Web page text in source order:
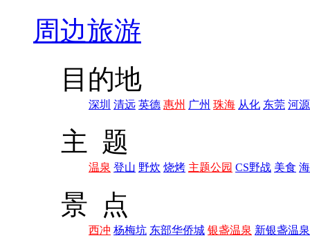
周边旅游
目的地
深圳 清远 英德 惠州 广州 珠海 从化 东莞 河源
主 题
温泉 登山 野炊 烧烤 主题公园 CS野战 美食
景 点
西冲 杨梅坑 东部华侨城 银盏温泉 新银盏温泉